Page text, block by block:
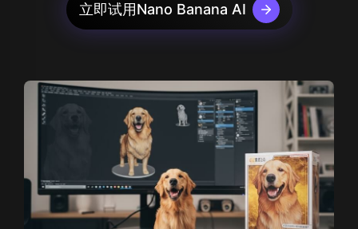
立即试用Nano Banana AI